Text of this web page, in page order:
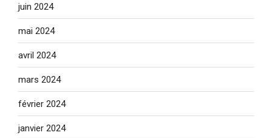
juin 2024
mai 2024
avril 2024
mars 2024
février 2024
janvier 2024